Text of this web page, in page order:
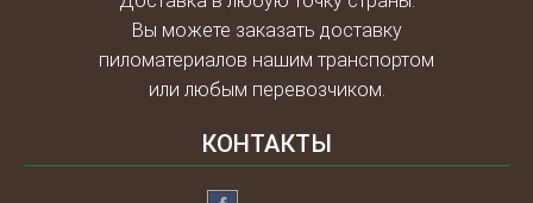
Вы можете заказать доставку
пиломатериалов нашим транспортом
или любым перевозчиком.
КОНТАКТЫ